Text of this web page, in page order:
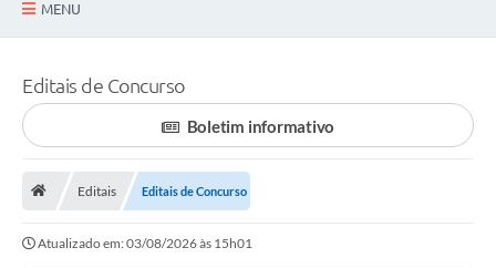
MENU
Secretarias
Legislação
Atos Municipais
Transparência
Editais de Concurso
Boletim informativo
Editais Editais de Concurso
Atualizado em: 03/08/2026 às 15h01